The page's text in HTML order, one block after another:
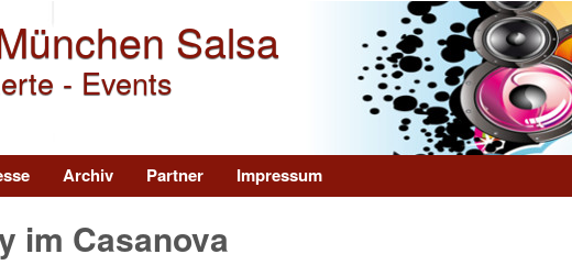
Salsa
- Events
Archiv Partner Impressum
im Casanova